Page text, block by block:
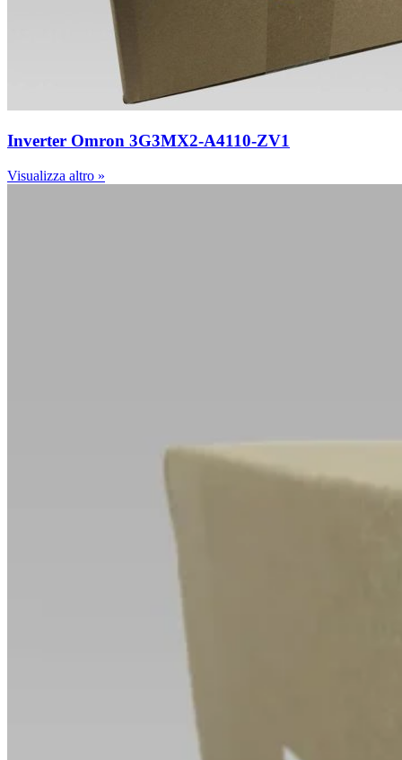
Inverter Omron 3G3MX2-A4110-ZV1
Visualizza altro »